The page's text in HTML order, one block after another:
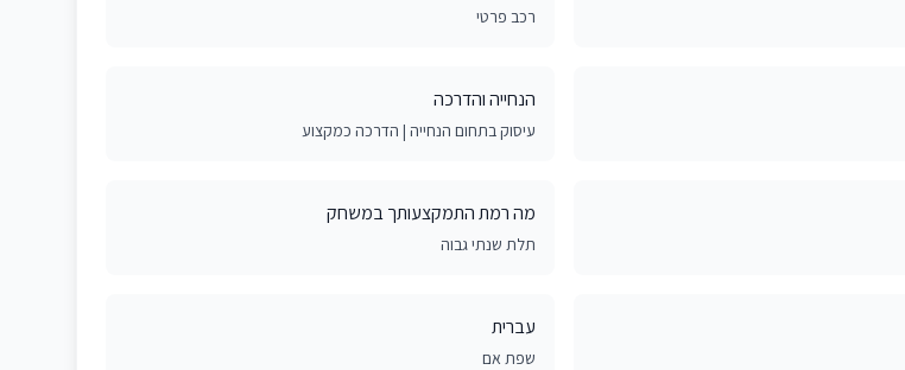
רכב פרטי
הנחייה והדרכה
עיסוק בתחום הנחייה | הדרכה כמקצוע
מה רמת התמקצעותך במשחק
תלת שנתי גבוה
עברית
שפת אם